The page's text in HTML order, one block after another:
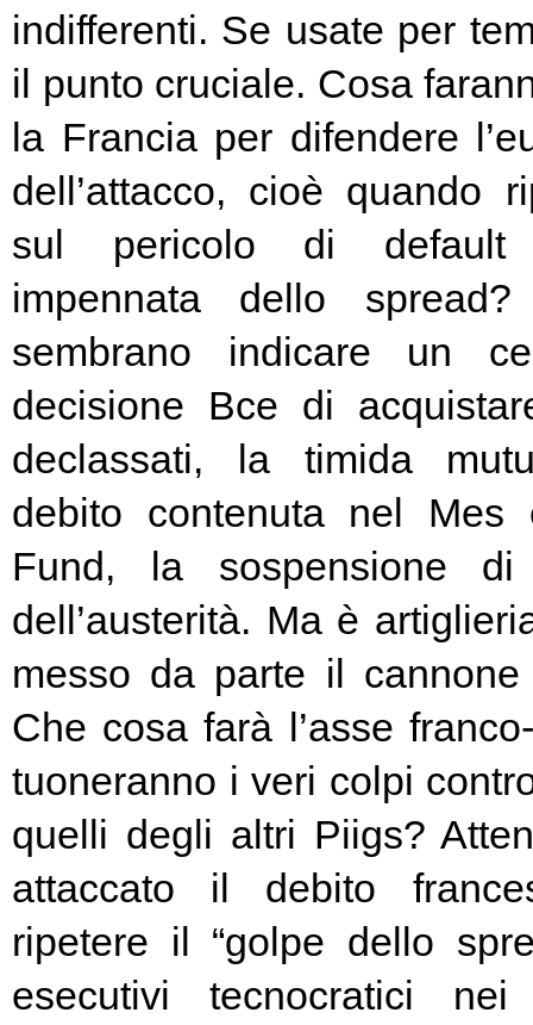
indifferenti. Se usate per
il punto cruciale. Cosa
la Francia per difendere
dell’attacco, cioè quando
sul pericolo di default
impennata dello
sembrano indicare un
decisione Bce di
declassati, la timida
debito contenuta nel Mes
Fund, la sospensione di
dell’austerità. Ma è
messo da parte il
Che cosa farà l’asse
tuoneranno i veri colpi
quelli degli altri Piigs?
attaccato il debito
ripetere il “golpe dello
esecutivi tecnocratici